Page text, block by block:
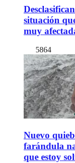
situación
muy
5864
Nuevo
farándula
que estoy